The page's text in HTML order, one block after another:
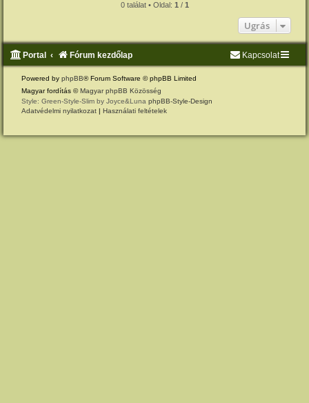
0 találat • Oldal: 1 / 1
Ugrás
Portal Fórum kezdőlap Kapcsolat
Powered by phpBB® Forum Software © phpBB Limited
Magyar fordítás ©Magyar phpBB Közösség
Style: Green-Style-Slim by Joyce&Luna phpBB-Style-Design
Adatvédelmi nyilatkozat | Használati feltételek